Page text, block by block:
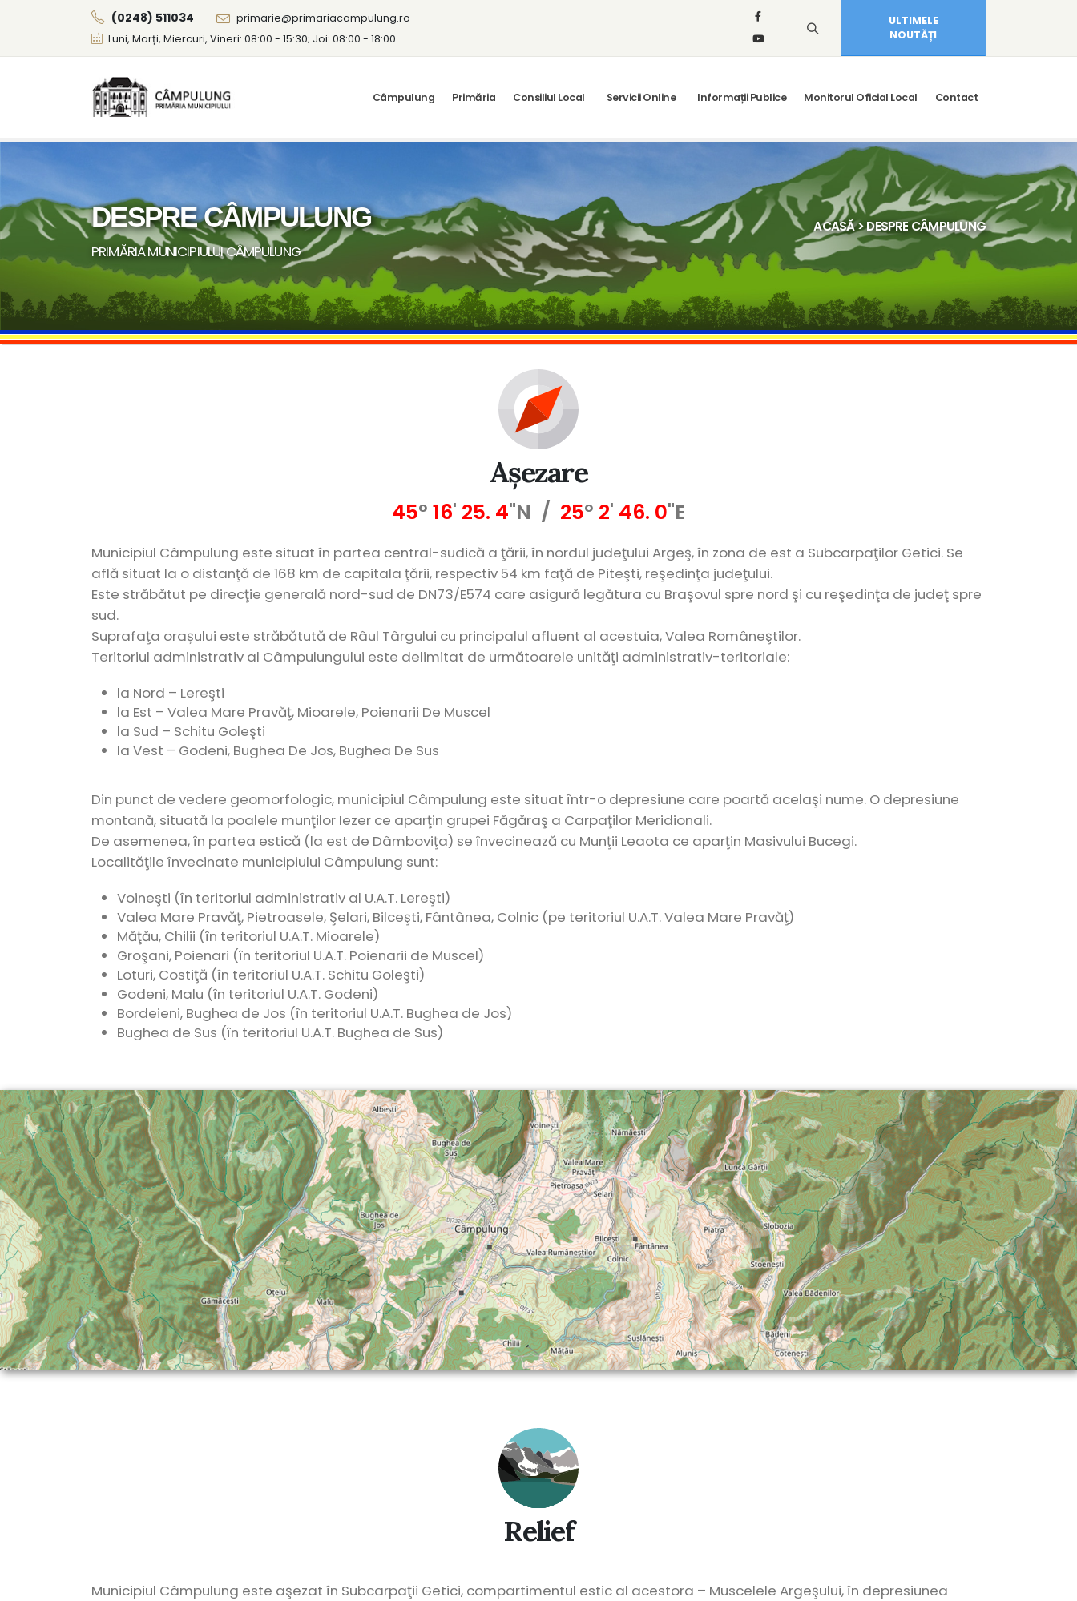
(0248) 511034
primarie@primariacampulung.ro
Luni, Marți, Miercuri, Vineri: 08:00 - 15:30; Joi: 08:00 - 18:00
ULTIMELE
NOUTĂȚI
Câmpulung Primăria Consiliul Local Servicii Online Informații Publice Monitorul Oficial Local Contact
DESPRE CÂMPULUNG
PRIMĂRIA MUNICIPIULUI CÂMPULUNG
ACASĂ> DESPRE CÂMPULUNG
Așezare
45° 16' 25. 4"N / 25° 2' 46. 0"E
Municipiul Câmpulung este situat în partea central-sudică a ţării, în nordul judeţului Argeş, în zona de est a Subcarpaţilor Getici. Se
află situat la o distanţă de 168 km de capitala ţării, respectiv 54 km faţă de Piteşti, reşedinţa judeţului.
Este străbătut pe direcţie generală nord-sud de DN73/E574 care asigură legătura cu Braşovul spre nord şi cu reşedinţa de judeţ spre
sud.
Suprafaţa orașului este străbătută de Râul Târgului cu principalul afluent al acestuia, Valea Româneştilor.
Teritoriul administrativ al Câmpulungului este delimitat de următoarele unităţi administrativ-teritoriale:
la Nord – Lereşti
la Est – Valea Mare Pravăţ, Mioarele, Poienarii De Muscel
la Sud – Schitu Goleşti
la Vest – Godeni, Bughea De Jos, Bughea De Sus
Din punct de vedere geomorfologic, municipiul Câmpulung este situat într-o depresiune care poartă acelaşi nume. O depresiune
montană, situată la poalele munţilor Iezer ce aparţin grupei Făgăraş a Carpaţilor Meridionali.
De asemenea, în partea estică (la est de Dâmboviţa) se învecinează cu Munţii Leaota ce aparţin Masivului Bucegi.
Localităţile învecinate municipiului Câmpulung sunt:
Voineşti (în teritoriul administrativ al U.A.T. Lereşti)
Valea Mare Pravăţ, Pietroasele, Şelari, Bilceşti, Fântânea, Colnic (pe teritoriul U.A.T. Valea Mare Pravăţ)
Măţău, Chilii (în teritoriul U.A.T. Mioarele)
Groşani, Poienari (în teritoriul U.A.T. Poienarii de Muscel)
Loturi, Costiţă (în teritoriul U.A.T. Schitu Goleşti)
Godeni, Malu (în teritoriul U.A.T. Godeni)
Bordeieni, Bughea de Jos (în teritoriul U.A.T. Bughea de Jos)
Bughea de Sus (în teritoriul U.A.T. Bughea de Sus)
Relief
Municipiul Câmpulung este aşezat în Subcarpaţii Getici, compartimentul estic al acestora – Muscelele Argeşului, în depresiunea